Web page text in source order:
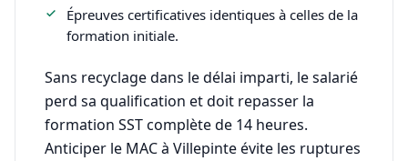
Épreuves certificatives identiques à celles de la
formation initiale.
Sans recyclage dans le délai imparti, le salarié
perd sa qualification et doit repasser la
formation SST complète de 14 heures.
Anticiper le MAC à Villepinte évite les ruptures